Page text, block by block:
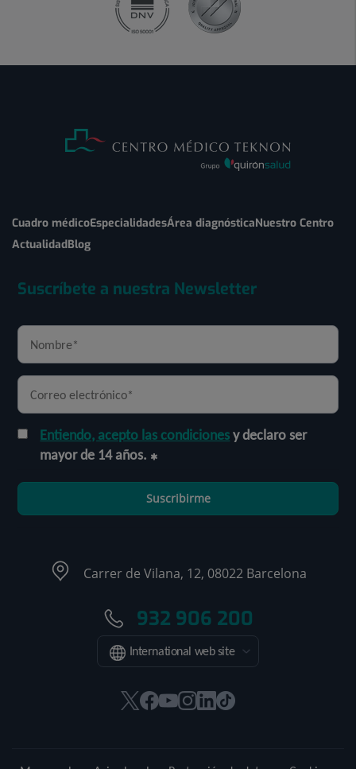
Cuadro médicoEspecialidadesÁrea diagnósticaNuestro Centro
ActualidadBlog
Suscríbete a nuestra Newsletter
Entiendo, acepto las condicionesy declaro ser
mayor de 14 años.
Suscribirme
Carrer de Vilana, 12, 08022 Barcelona
932 906 200
International web site
EsteEsteEsteEsteEsteEnlace